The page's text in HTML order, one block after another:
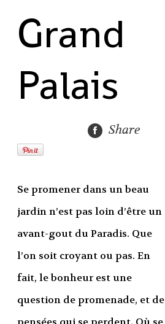
Grand
Palais
Share
Se promener dans un beau
jardin n’est pas loin d’être un
avant-gout du Paradis. Que
l’on soit croyant ou pas. En
fait, le bonheur est une
question de promenade, et de